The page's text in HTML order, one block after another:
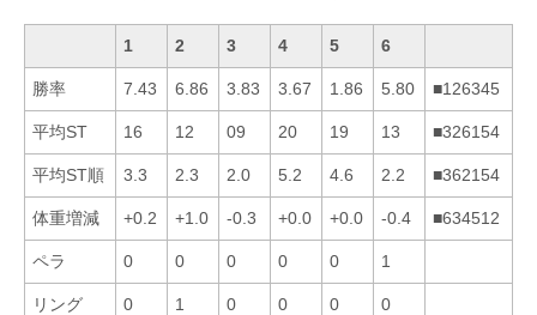
1 2 3 4 5 6
勝率 7.43 6.86 3.83 3.67 1.86 5.80 ■126345
平均ST 16 12 09 20 19 13 ■326154
平均ST順 3.3 2.3 2.0 5.2 4.6 2.2 ■362154
体重増減 +0.2 +1.0 -0.3 +0.0 +0.0 -0.4 ■634512
ペラ 0 0 0 0 0 1
リング 0 1 0 0 0 0